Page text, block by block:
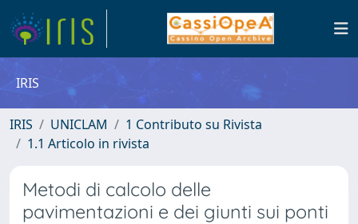
IRIS
IRIS UNICLAM
1 Contributo su Rivista
1.1 Articolo in rivista
Metodi di calcolo delle
pavimentazioni e dei giunti sui ponti